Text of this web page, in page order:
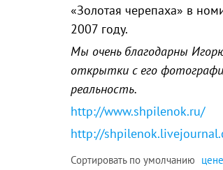
«Золотая черепаха» в
2007 году.
Мы очень благодарны
открытки с его
реальность.
http://www.shpilenok.ru/
http://
Сортировать по умолчанию цене